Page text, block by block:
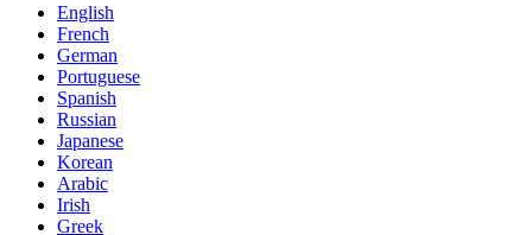
English
French
German
Portuguese
Spanish
Russian
Japanese
Korean
Arabic
Irish
Greek